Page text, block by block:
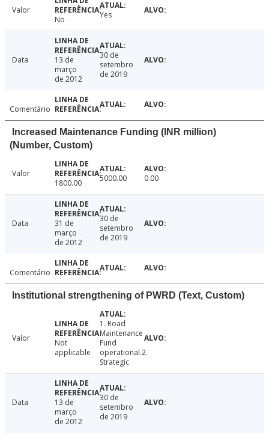
Valor
No
Yes
Data
13 de
março
de 2012
30 de
setembro
de 2019
Comentário
Increased Maintenance Funding (INR million)
(Number, Custom)
Valor
1800.00
5000.00 0.00
Data
31 de
março
de 2012
30 de
setembro
de 2019
Comentário
Institutional strengthening of PWRD (Text, Custom)
Valor
Not
applicable
1. Road
Maintenance
Fund
operational.2.
Strategic
Data
13 de
março
de 2012
30 de
setembro
de 2019